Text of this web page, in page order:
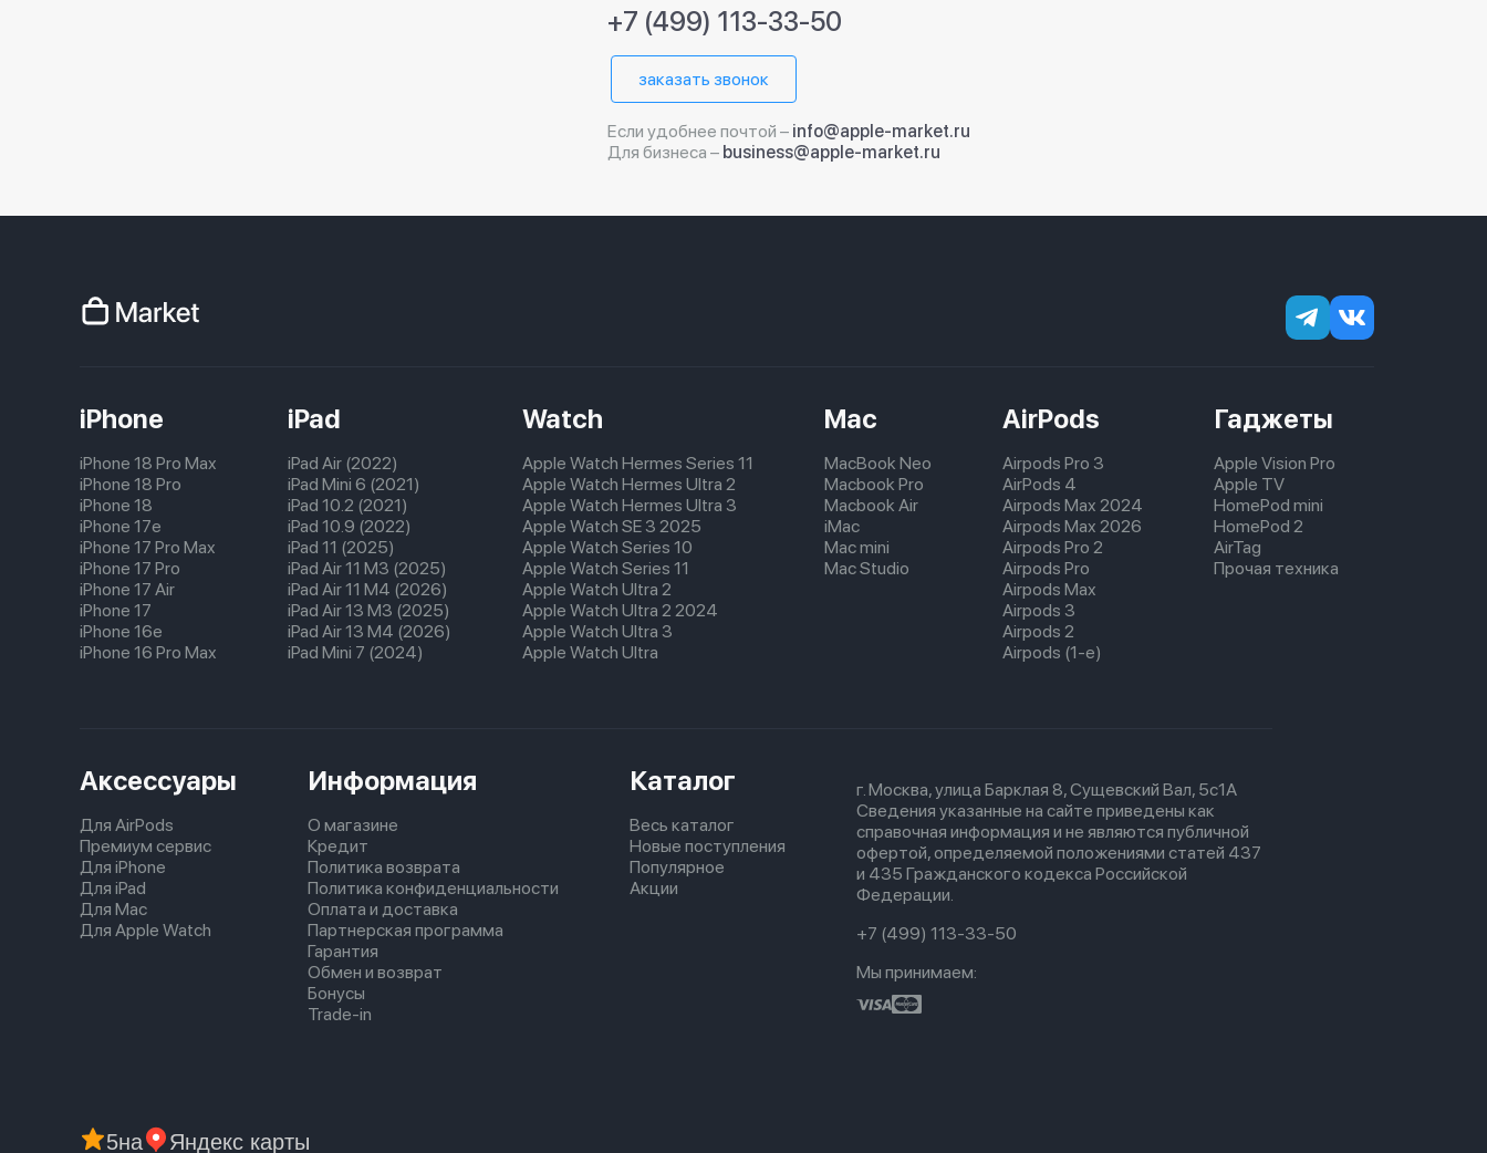
+7 (499) 113-33-50
заказать звонок
Если удобнее почтой – info@apple-market.ru
Для бизнеса – business@apple-market.ru
iPhone
iPhone 18 Pro Max
iPhone 18 Pro
iPhone 18
iPhone 17e
iPhone 17 Pro Max
iPhone 17 Pro
iPhone 17 Air
iPhone 17
iPhone 16e
iPhone 16 Pro Max
iPad
iPad Air (2022)
iPad Mini 6 (2021)
iPad 10.2 (2021)
iPad 10.9 (2022)
iPad 11 (2025)
iPad Air 11 M3 (2025)
iPad Air 11 M4 (2026)
iPad Air 13 M3 (2025)
iPad Air 13 M4 (2026)
iPad Mini 7 (2024)
Watch
Apple Watch Hermes Series 11
Apple Watch Hermes Ultra 2
Apple Watch Hermes Ultra 3
Apple Watch SE 3 2025
Apple Watch Series 10
Apple Watch Series 11
Apple Watch Ultra 2
Apple Watch Ultra 2 2024
Apple Watch Ultra 3
Apple Watch Ultra
Mac
MacBook Neo
Macbook Pro
Macbook Air
iMac
Mac mini
Mac Studio
AirPods
Airpods Pro 3
AirPods 4
Airpods Max 2024
Airpods Max 2026
Airpods Pro 2
Airpods Pro
Airpods Max
Airpods 3
Airpods 2
Airpods (1-е)
Гаджеты
Apple Vision Pro
Apple TV
HomePod mini
HomePod 2
AirTag
Прочая техника
Аксессуары
Для AirPods
Премиум сервис
Для iPhone
Для iPad
Для Mac
Для Apple Watch
Информация
О магазине
Кредит
Политика возврата
Политика конфиденциальности
Оплата и доставка
Партнерская программа
Гарантия
Обмен и возврат
Бонусы
Trade-in
Каталог
Весь каталог
Новые поступления
Популярное
Акции
г. Москва, улица Барклая 8, Сущевский Вал, 5с1А
Сведения указанные на сайте приведены как
справочная информация и не являются публичной
офертой, определяемой положениями статей 437
и 435 Гражданского кодекса Российской
Федерации.
+7 (499) 113-33-50
Мы принимаем:
5на Яндекс карты